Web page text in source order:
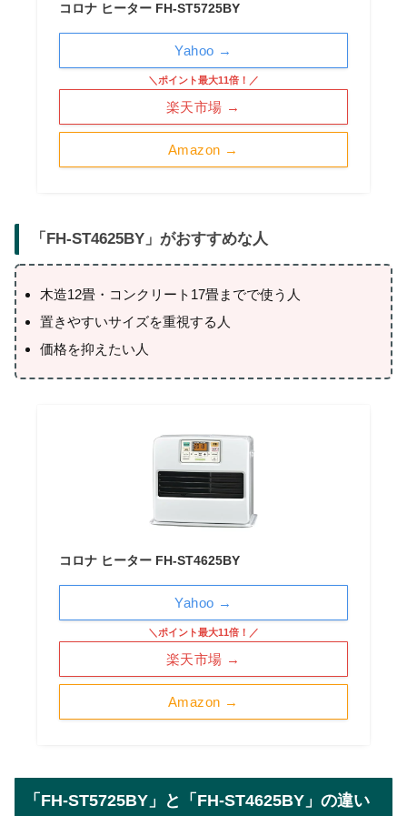
コロナ ヒーター FH-ST5725BY
Amazon →
＼ポイント最大11倍！／
楽天市場 →
Yahoo →
「 FH-ST4625BY 」がおすすめな人
木造12畳・コンクリート17畳までで使う人
置きやすいサイズを重視する人
価格を抑えたい人
コロナ ヒーター FH-ST4625BY
Amazon →
＼ポイント最大11倍！／
楽天市場 →
Yahoo →
「FH-ST5725BY」と「FH-ST4625BY」の違い